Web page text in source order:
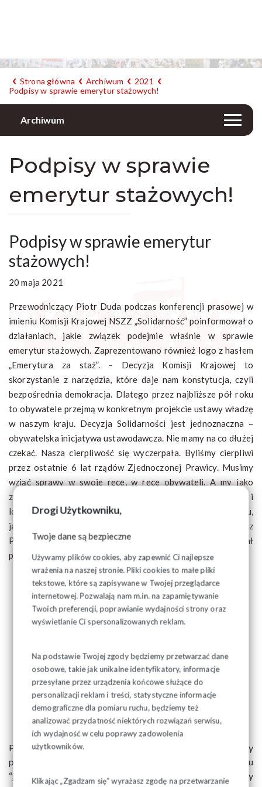
Drogi Użytkowniku,
Twoje dane są bezpieczne
Używamy plików cookies, aby zapewnić Ci najlepsze
wrażenia na naszej stronie. Pliki cookies to małe pliki
tekstowe, które są zapisywane w Twojej przeglądarce
internetowej. Pozwalają nam m.in. na zapamiętywanie
Twoich preferencji, poprawianie wydajności strony oraz
wyświetlanie Ci spersonalizowanych reklam.
Na podstawie Twojej zgody będziemy przetwarzać dane
osobowe, takie jak unikalne identyfikatory, informacje
przesyłane przez urządzenia końcowe służące do
personalizacji reklam i treści, statystyczne informacje
demograficzne dla pomiaru ruchu, będziemy też
analizować przydatność niektórych rozwiązań serwisu,
ich wydajność w celu poprawy zadowolenia
użytkowników.
Klikając „Zgadzam się” wyrażasz zgodę na przetwarzanie
Strona główna Archiwum
2021
Podpisy w sprawie emerytur stażowych!
Archiwum
Podpisy w sprawie
emerytur stażowych!
Podpisy w sprawie emerytur
stażowych!
20 maja 2021
Przewodniczący Piotr Duda podczas konferencji prasowej w
imieniu Komisji Krajowej NSZZ „Solidarność” poinformował o
działaniach, jakie związek podejmie właśnie w sprawie
emerytur stażowych. Zaprezentowano również logo z hasłem
„Emerytura za staż”. – Decyzja Komisji Krajowej to
skorzystanie z narzędzia, które daje nam konstytucja, czyli
bezpośrednia demokracja. Dlatego przez najbliższe pół roku
to obywatele przejmą w konkretnym projekcie ustawy władzę
w naszym kraju. Decyzja Solidarności jest jednoznaczna –
obywatelska inicjatywa ustawodawcza. Nie mamy na co dłużej
czekać. Nasza cierpliwość się wyczerpała. Byliśmy cierpliwi
przez ostatnie 6 lat rządów Zjednoczonej Prawicy. Musimy
wziąć sprawy w swoje ręce, w ręce obywateli. A my jako
związek zawodowy Solidarność chcemy w sposób prawny i
logistyczny wspomóc obywateli w tym bardzo ważnym celu,
jakim jest przegłosowanie w Sejmie i podpisanie przez
Prezydenta ustawy o emeryturach stażowych – powiedział
przewodniczący Solidarności.
Piotr Duda zwracał uwagę, że projekt ustawy przygotowany
przez Solidarność, który zostanie złożony u marszałek Sejmu
“jasno mówi, że jest tylko jedno obostrzenie – 40 lat pracy